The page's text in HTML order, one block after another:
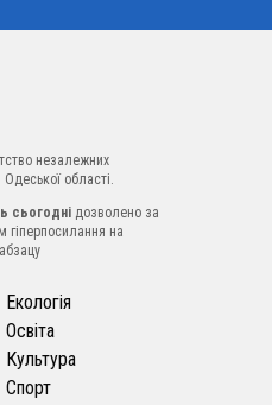
незалежних
області.
сьогодні дозволено за
гіперпосилання на
Екологія
Освіта
Культура
Спорт